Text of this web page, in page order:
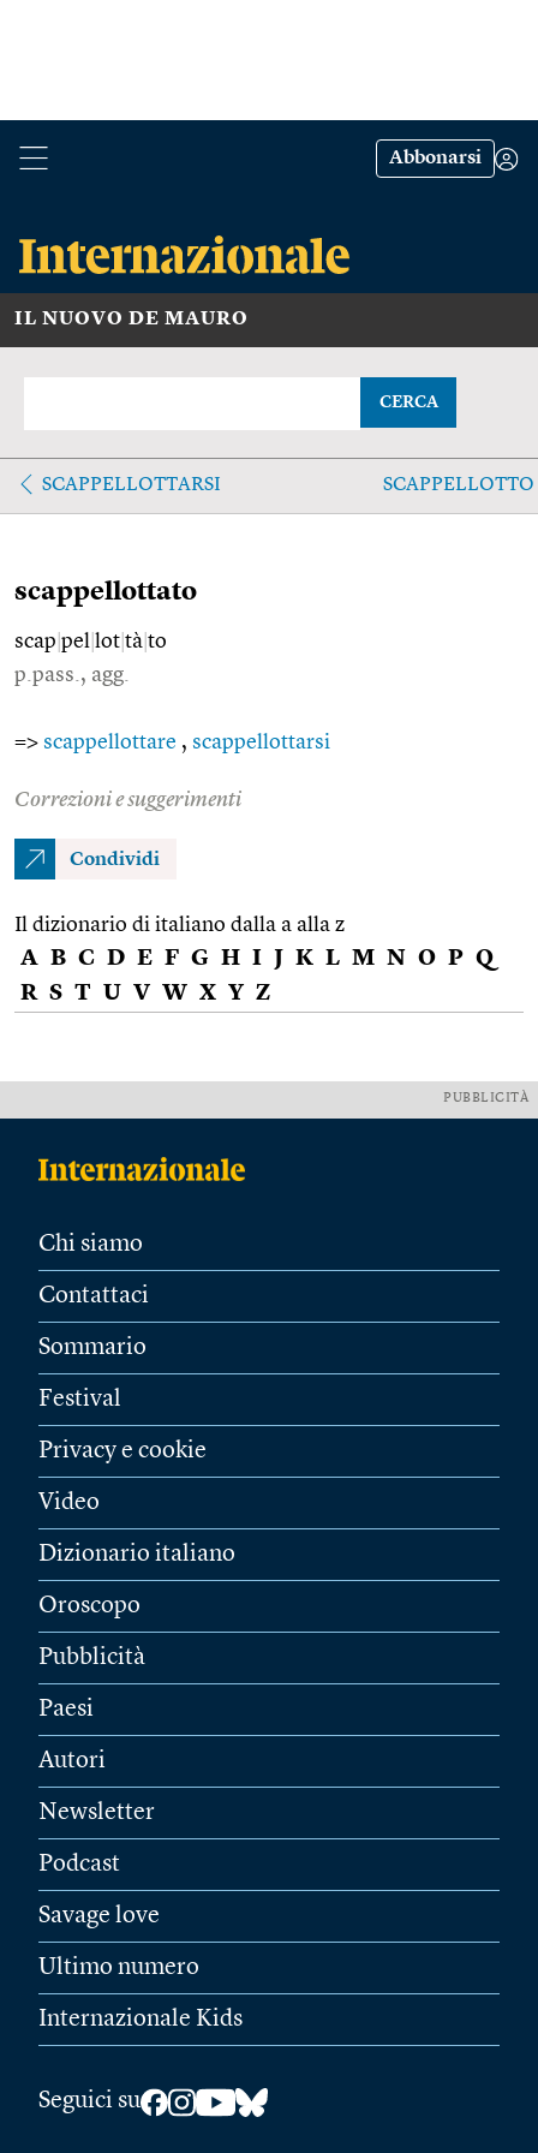
Abbonarsi
IL NUOVO DE MAURO
CERCA
SCAPPELLOTTARSI SCAPPELLOTTO
scappellottato
scap pel lot tà to
p.pass., agg.
=> scappellottare , scappellottarsi
Correzioni e suggerimenti
Condividi
Il dizionario di italiano dalla a alla z
A B C D E F G H I J K L M N O P Q
R S T U V W X Y Z
PUBBLICITÀ
Chi siamo
Contattaci
Sommario
Festival
Privacy e cookie
Video
Dizionario italiano
Oroscopo
Pubblicità
Paesi
Autori
Newsletter
Podcast
Savage love
Ultimo numero
Internazionale Kids
Seguici su